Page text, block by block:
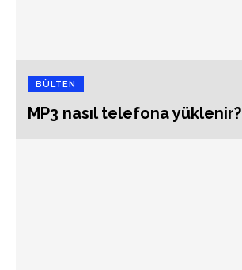
BÜLTEN
MP3 nasıl telefona yüklenir?